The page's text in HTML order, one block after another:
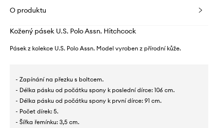
O produktu
Kožený pásek U.S. Polo Assn. Hitchcock
Pásek z kolekce U.S. Polo Assn. Model vyroben z přírodní kůže.
- Zapínání na přezku s boltcem.
- Délka pásku od počátku spony k poslední dírce: 106 cm.
- Délka pásku od počátku spony k první dírce: 91 cm.
- Počet dírek: 5.
- Šířka řemínku: 3,5 cm.